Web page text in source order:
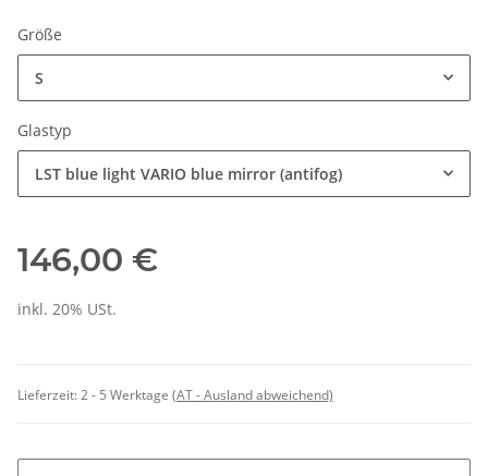
Größe
S
Glastyp
LST blue light VARIO blue mirror (antifog)
146,00 €
inkl. 20% USt.
Lieferzeit:2 - 5 Werktage (AT - Ausland abweichend)